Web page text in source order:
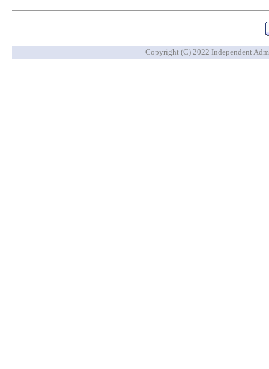
Copyright (C) 2022 Independent